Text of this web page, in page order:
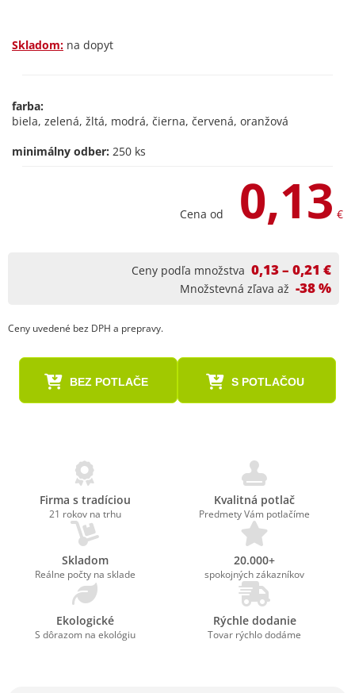
Skladom: na dopyt
farba:
biela, zelená, žltá, modrá, čierna, červená, oranžová
minimálny odber: 250 ks
Cena od 0,13 €
Ceny podľa množstva 0,13 – 0,21 €
Množstevná zľava až -38 %
Ceny uvedené bez DPH a prepravy.
BEZ POTLAČE S POTLAČOU
Firma s tradíciou
21 rokov na trhu
Kvalitná potlač
Predmety Vám potlačíme
Skladom
Reálne počty na sklade
20.000+
spokojných zákazníkov
Ekologické
S dôrazom na ekológiu
Rýchle dodanie
Tovar rýchlo dodáme